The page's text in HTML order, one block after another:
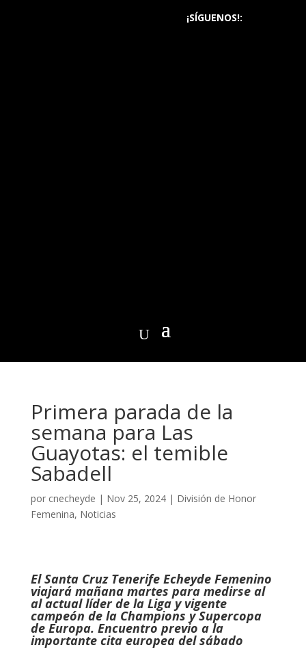
¡SÍGUENOS!:
Primera parada de la
semana para Las
Guayotas: el temible
Sabadell
por cnecheyde | Nov 25, 2024| División de Honor
Femenina, Noticias
El Santa Cruz Tenerife Echeyde Femenino
viajará mañana martes para medirse al
al actual líder de la Liga y vigente
campeón de la Champions y Supercopa
de Europa. Encuentro previo a la
importante cita europea del sábado